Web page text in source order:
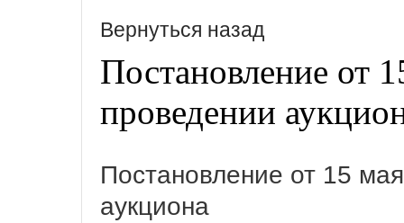
Вернуться назад
Постановление от
проведении
Постановление от 15
аукциона